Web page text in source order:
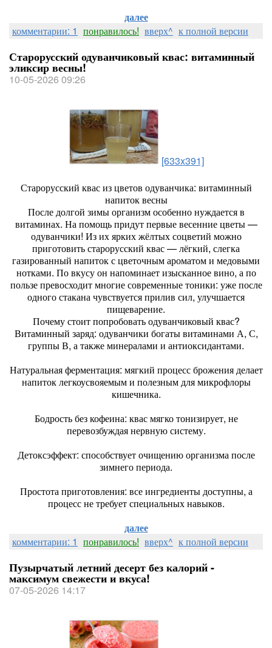
далее
комментарии: 1 понравилось! вверх^ к полной версии
Старорусский одуванчиковый квас: витаминный
эликсир весны!
10-05-2026 09:26
[633x391]
Старорусский квас из цветов одуванчика: витаминный
напиток весны
После долгой зимы организм особенно нуждается в
витаминах. На помощь придут первые весенние цветы —
одуванчики! Из их ярких жёлтых соцветий можно
приготовить старорусский квас — лёгкий, слегка
газированный напиток с цветочным ароматом и медовыми
нотками. По вкусу он напоминает изысканное вино, а по
пользе превосходит многие современные тоники: уже после
одного стакана чувствуется прилив сил, улучшается
пищеварение.
Почему стоит попробовать одуванчиковый квас?
Витаминный заряд: одуванчики богаты витаминами А, С,
группы В, а также минералами и антиоксидантами.
Натуральная ферментация: мягкий процесс брожения делает
напиток легкоусвояемым и полезным для микрофлоры
кишечника.
Бодрость без кофеина: квас мягко тонизирует, не
перевозбуждая нервную систему.
Детоксэффект: способствует очищению организма после
зимнего периода.
Простота приготовления: все ингредиенты доступны, а
процесс не требует специальных навыков.
далее
комментарии: 1 понравилось! вверх^ к полной версии
Пузырчатый летний десерт без калорий -
максимум свежести и вкуса!
07-05-2026 14:17